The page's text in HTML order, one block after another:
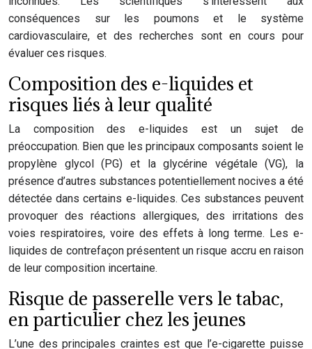
conséquences sur les poumons et le système
cardiovasculaire, et des recherches sont en cours pour
évaluer ces risques.
Composition des e-liquides et
risques liés à leur qualité
La composition des e-liquides est un sujet de
préoccupation. Bien que les principaux composants soient le
propylène glycol (PG) et la glycérine végétale (VG), la
présence d’autres substances potentiellement nocives a été
détectée dans certains e-liquides. Ces substances peuvent
provoquer des réactions allergiques, des irritations des
voies respiratoires, voire des effets à long terme. Les e-
liquides de contrefaçon présentent un risque accru en raison
de leur composition incertaine.
Risque de passerelle vers le tabac,
en particulier chez les jeunes
L’une des principales craintes est que l’e-cigarette puisse